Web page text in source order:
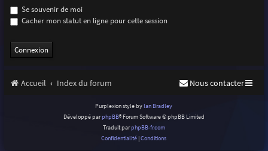
Se souvenir de moi
Cacher mon statut en ligne pour cette session
Accueil Index du forum Nous contacter
Purplexion style by Ian Bradley
Développé parphpBB® Forum Software © phpBB Limited
Traduit parphpBB-fr.com
Confidentialité |Conditions